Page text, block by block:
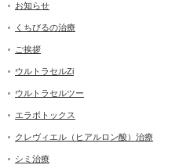
お知らせ
くちびるの治療
ご挨拶
ウルトラセルZi
ウルトラセルツー
エラボトックス
クレヴィエル（ヒアルロン酸）治療
シミ治療